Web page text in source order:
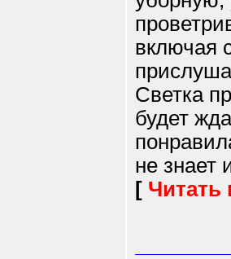
включая
Светка
будет
не знает
[ Читать